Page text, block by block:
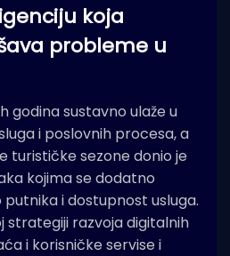
koja
probleme u
godina sustavno ulaže u
i poslovnih procesa, a
turističke sezone donio je
kojima se dodatno
i dostupnost usluga.
strategiji razvoja digitalnih
i korisničke servise i